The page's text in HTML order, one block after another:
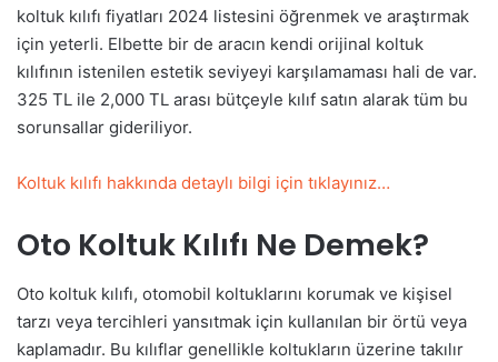
koltuk kılıfı fiyatları 2024 listesini öğrenmek ve araştırmak
için yeterli. Elbette bir de aracın kendi orijinal koltuk
kılıfının istenilen estetik seviyeyi karşılamaması hali de var.
325 TL ile 2,000 TL arası bütçeyle kılıf satın alarak tüm bu
sorunsallar gideriliyor.
Koltuk kılıfı hakkında detaylı bilgi için tıklayınız…
Oto Koltuk Kılıfı Ne Demek?
Oto koltuk kılıfı, otomobil koltuklarını korumak ve kişisel
tarzı veya tercihleri yansıtmak için kullanılan bir örtü veya
kaplamadır. Bu kılıflar genellikle koltukların üzerine takılır